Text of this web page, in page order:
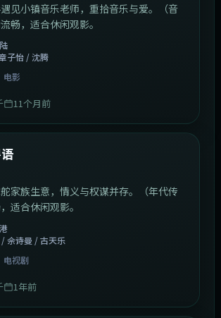
见小镇音乐老师，重拾音乐与爱。（音
畅，适合休闲观影。
子怡 / 沈腾
电影
11个月前
家族生意，情义与权谋并存。（年代传
适合休闲观影。
佘诗曼 / 古天乐
电视剧
1年前